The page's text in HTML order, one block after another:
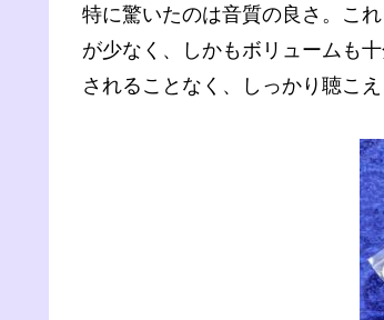
特に驚いたのは音質の良さ。こ
が少なく、しかもボリュームも
されることなく、しっかり聴こえ